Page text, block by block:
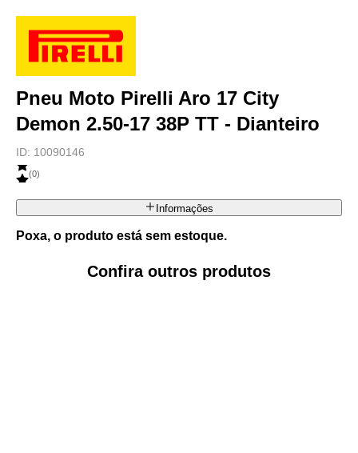
Pneu Moto Pirelli Aro 17 City
Demon 2.50-17 38P TT - Dianteiro
ID: 10090146
(0)
Informações
Poxa, o produto está sem estoque.
Confira outros produtos